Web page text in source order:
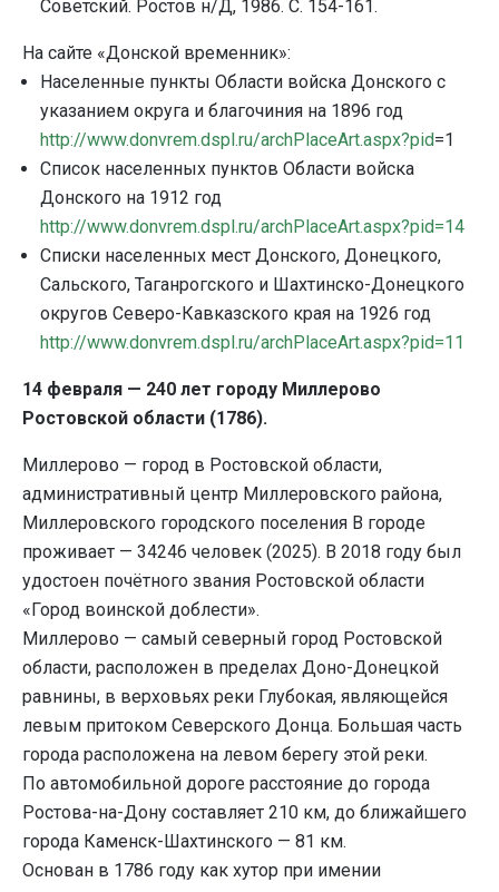
Советский. Ростов н/Д, 1986. С. 154-161.
На сайте «Донской временник»:
Населенные пункты Области войска Донского с
указанием округа и благочиния на 1896 год
http://www.donvrem.dspl.ru/archPlaceArt.aspx?pid=1
Список населенных пунктов Области войска
Донского на 1912 год
http://www.donvrem.dspl.ru/archPlaceArt.aspx?pid=14
Списки населенных мест Донского, Донецкого,
Сальского, Таганрогского и Шахтинско-Донецкого
округов Северо-Кавказского края на 1926 год
http://www.donvrem.dspl.ru/archPlaceArt.aspx?pid=11
14 февраля — 240 лет городу Миллерово
Ростовской области (1786).
Миллерово — город в Ростовской области,
административный центр Миллеровского района,
Миллеровского городского поселения В городе
проживает — 34246 человек (2025). В 2018 году был
удостоен почётного звания Ростовской области
«Город воинской доблести».
Миллерово — самый северный город Ростовской
области, расположен в пределах Доно-Донецкой
равнины, в верховьях реки Глубокая, являющейся
левым притоком Северского Донца. Большая часть
города расположена на левом берегу этой реки.
По автомобильной дороге расстояние до города
Ростова-на-Дону составляет 210 км, до ближайшего
города Каменск-Шахтинского — 81 км.
Основан в 1786 году как хутор при имении